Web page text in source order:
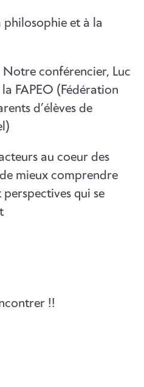
philosophie et à la
Notre conférencier, Luc
FAPEO (Fédération
d’élèves de
au coeur des
mieux comprendre
qui se
!!